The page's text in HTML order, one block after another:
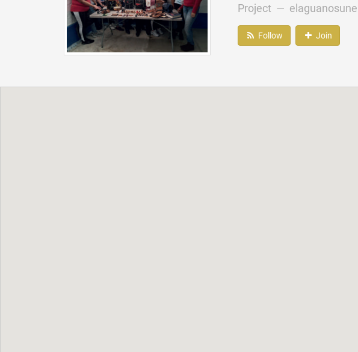
Project —
Follow Join